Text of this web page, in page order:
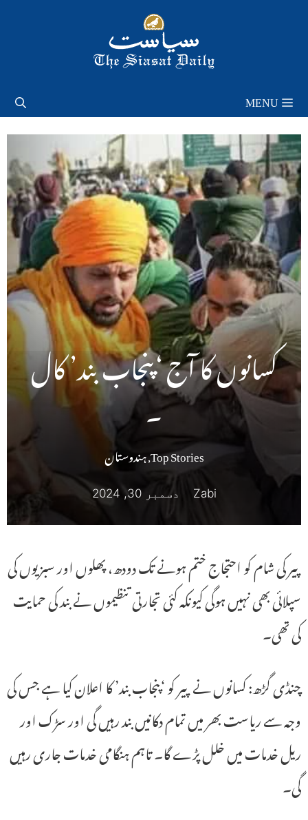
MENU
کسانوں کا آج ‘پنجاب بند’ کال
۔
Top Stories
,ہندوستان
Zabi دسمبر 30, 2024
پیر کی شام کو احتجاج ختم ہونے تک دودھ، پھلوں اور سبزیوں کی
سپلائی بھی نہیں ہوگی کیونکہ کئی تجارتی تنظیموں نے بند کی حمایت
کی تھی۔
چنڈی گڑھ: کسانوں نے پیر کو ‘پنجاب بند’ کا اعلان کیا ہے جس کی
وجہ سے ریاست بھر میں تمام دکانیں بند رہیں گی اور سڑک اور
ریل خدمات میں خلل پڑے گا۔ تاہم ہنگامی خدمات جاری رہیں
گی۔